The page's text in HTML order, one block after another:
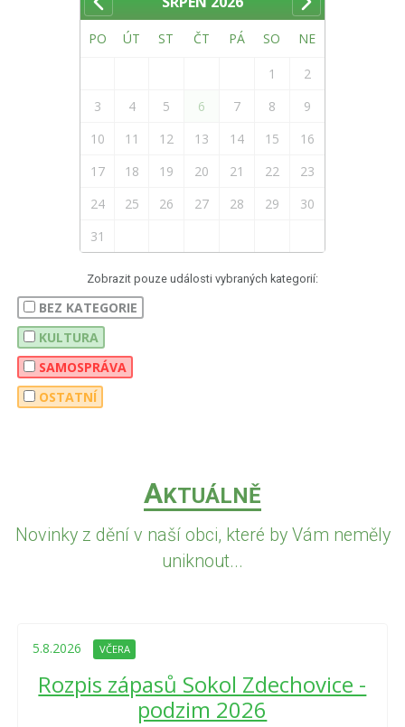
PO ÚT ST ČT PÁ SO NE
1
2
3
4 5 6 7 8
9
10
11 12 13 14 15
16
17
18 19 20 21 22
23
24
25 26 27 28 29
30
31
Zobrazit pouze události vybraných kategorií:
BEZ KATEGORIE
KULTURA
SAMOSPRÁVA
OSTATNÍ
AKTUÁLNĚ
Novinky z dění v naší obci, které by Vám neměly
uniknout...
5.8.2026 VČERA
Rozpis zápasů Sokol Zdechovice -
podzim 2026